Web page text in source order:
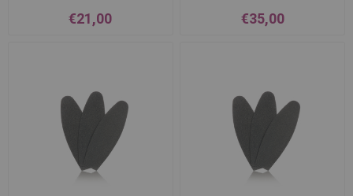
€21,00 €35,00